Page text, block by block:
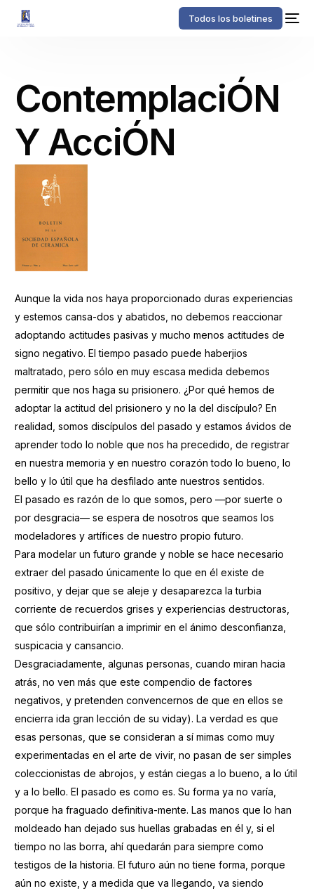
Todos los boletines
ContemplaciÓN
Y AcciÓN
Aunque la vida nos haya proporcionado duras experiencias
y estemos cansa-dos y abatidos, no debemos reaccionar
adoptando actitudes pasivas y mucho menos actitudes de
signo negativo. El tiempo pasado puede haberjios
maltratado, pero sólo en muy escasa medida debemos
permitir que nos haga su prisionero. ¿Por qué hemos de
adoptar la actitud del prisionero y no la del discípulo? En
realidad, somos discípulos del pasado y estamos ávidos de
aprender todo lo noble que nos ha precedido, de registrar
en nuestra memoria y en nuestro corazón todo lo bueno, lo
bello y lo útil que ha desfilado ante nuestros sentidos.
El pasado es razón de lo que somos, pero —por suerte o
por desgracia— se espera de nosotros que seamos los
modeladores y artífices de nuestro propio futuro.
Para modelar un futuro grande y noble se hace necesario
extraer del pasado únicamente lo que en él existe de
positivo, y dejar que se aleje y desaparezca la turbia
corriente de recuerdos grises y experiencias destructoras,
que sólo contribuirían a imprimir en el ánimo desconfianza,
suspicacia y cansancio.
Desgraciadamente, algunas personas, cuando miran hacia
atrás, no ven más que este compendio de factores
negativos, y pretenden convencernos de que en ellos se
encierra ida gran lección de su viday). La verdad es que
esas personas, que se consideran a sí mimas como muy
experimentadas en el arte de vivir, no pasan de ser simples
coleccionistas de abrojos, y están ciegas a lo bueno, a lo útil
y a lo bello. El pasado es como es. Su forma ya no varía,
porque ha fraguado definitiva-mente. Las manos que lo han
moldeado han dejado sus huellas grabadas en él y, si el
tiempo no las borra, ahí quedarán para siempre como
testigos de la historia. El futuro aún no tiene forma, porque
aún no existe, y a medida que va llegando, va siendo